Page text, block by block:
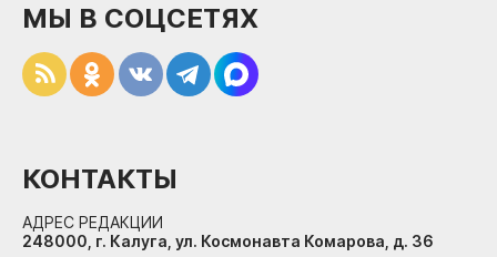
МЫ В СОЦСЕТЯХ
КОНТАКТЫ
АДРЕС РЕДАКЦИИ
248000, г. Калуга, ул. Космонавта Комарова, д. 36